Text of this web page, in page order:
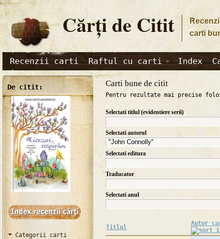
Cărţi de Citit
carti
Recenzii carti Raftul cu carti Index
De citit:
Categorii carti
Carti bune de citit
Pentru rezultate mai precise
Selectati titlul (evidentiere serii)
Selectati autorul
Selectati editura
Traducator
Selectati anul
Titlul
Autor